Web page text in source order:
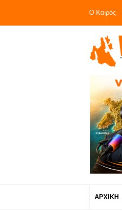
Ο Καιρός
ΑΡΧΙΚΗ